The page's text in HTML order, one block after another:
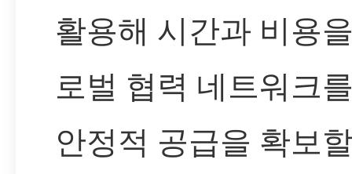
활용해 시간과 비용
로벌 협력 네트워크
안정적 공급을 확보